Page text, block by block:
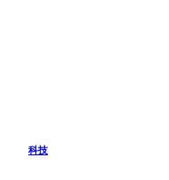
科技